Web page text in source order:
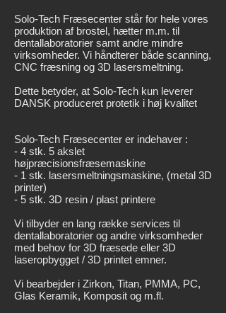
Solo-Tech Fræsecenter står for hele vores
produktion af brostel, hætter m.m. til
dentallaboratorier samt andre mindre
virksomheder. Vi håndterer både scanning,
CNC fræsning og 3D lasersmeltning.
Dette betyder, at Solo-Tech kun leverer
DANSK produceret protetik i høj kvalitet
Solo-Tech Fræsecenter er indehaver :
- 4 stk. 5 akslet
højpræcisionsfræsemaskine
- 1 stk. lasersmeltningsmaskine, (metal 3D
printer)
- 5 stk. 3D resin / plast printere
Vi tilbyder en lang række services til
dentallaboratorier og andre virksomheder
med behov for 3D fræsede eller 3D
laseropbygget / 3D printet emner.
Vi bearbejder i Zirkon, Titan, PMMA, PC,
Glas Keramik, Komposit og m.fl.